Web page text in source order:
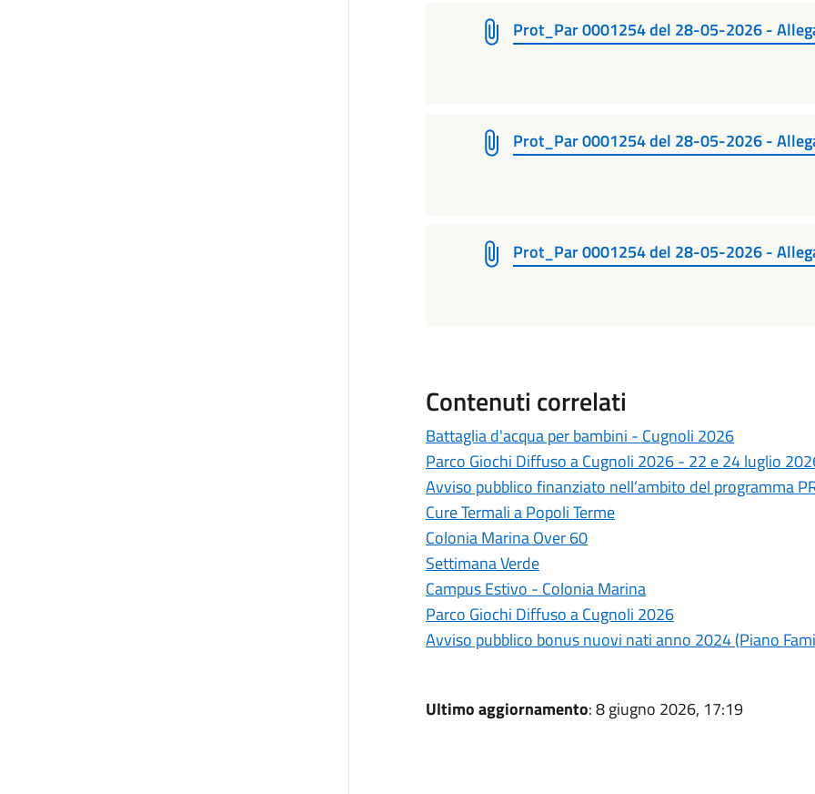
Prot_Par 0001254 del 28-05-2026 -
Prot_Par 0001254 del 28-05-2026 -
Prot_Par 0001254 del 28-05-2026 -
Contenuti correlati
Battaglia d'acqua per bambini - Cugnoli 2026
Parco Giochi Diffuso a Cugnoli 2026 - 22 e 24 luglio
Avviso pubblico finanziato nell’ambito del programma
Cure Termali a Popoli Terme
Colonia Marina Over 60
Settimana Verde
Campus Estivo - Colonia Marina
Parco Giochi Diffuso a Cugnoli 2026
Avviso pubblico bonus nuovi nati anno 2024 (Piano
Ultimo aggiornamento: 8 giugno 2026, 17:19